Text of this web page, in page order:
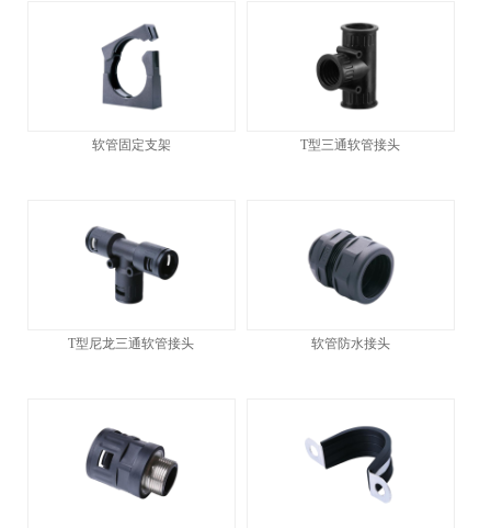
软管固定支架 T型三通软管接头
T型尼龙三通软管接头 软管防水接头